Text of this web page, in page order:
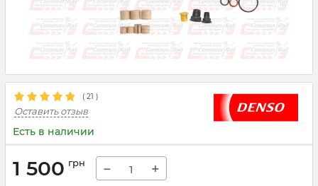
( 21 )
Оставить отзыв
Есть в наличии
1 500 грн − +